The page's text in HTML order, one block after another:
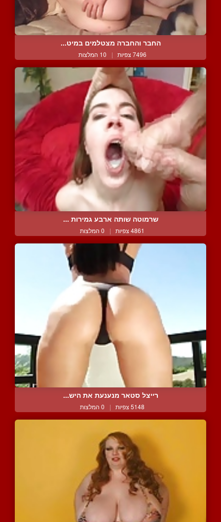
החבר והחברה מצטלמים במיט...
7496 צפיות | 10 המלצות
שרמוטה שותה ארבע גמירות ...
4861 צפיות | 0 המלצות
רייצל סטאר מנענעת את היש...
5148 צפיות | 0 המלצות